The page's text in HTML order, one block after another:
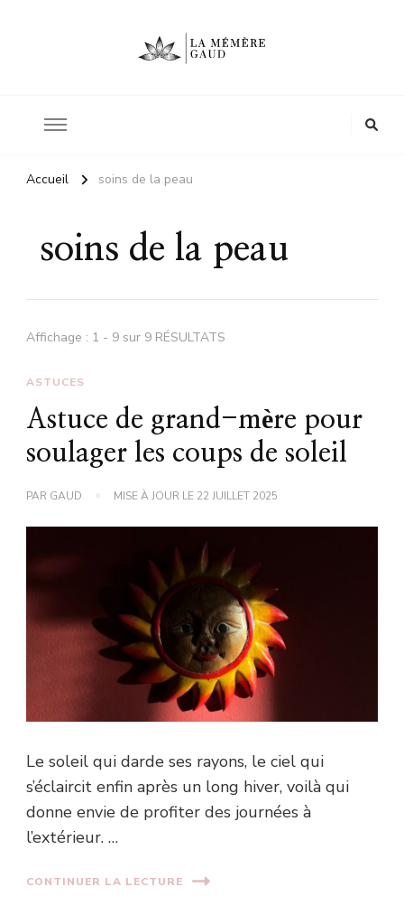
Accueil soins de la peau
soins de la peau
Affichage : 1 - 9 sur 9 RÉSULTATS
ASTUCES
Astuce de grand-mère pour
soulager les coups de soleil
PAR GAUD MISE À JOUR LE 22 JUILLET 2025
Le soleil qui darde ses rayons, le ciel qui
s’éclaircit enfin après un long hiver, voilà qui
donne envie de profiter des journées à
l’extérieur. …
CONTINUER LA LECTURE